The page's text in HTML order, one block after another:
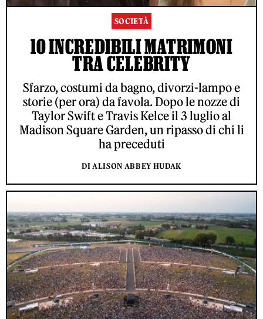
SOCIETÀ
10 INCREDIBILI MATRIMONI
TRA CELEBRITY
Sfarzo, costumi da bagno, divorzi-lampo e
storie (per ora) da favola. Dopo le nozze di
Taylor Swift e Travis Kelce il 3 luglio al
Madison Square Garden, un ripasso di chi li
ha preceduti
DI ALISON ABBEY HUDAK